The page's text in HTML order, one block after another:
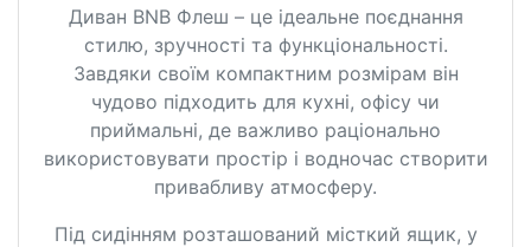
Диван BNB Флеш – це ідеальне поєднання
стилю, зручності та функціональності.
Завдяки своїм компактним розмірам він
чудово підходить для кухні, офісу чи
приймальні, де важливо раціонально
використовувати простір і водночас створити
привабливу атмосферу.
Під сидінням розташований місткий ящик, у